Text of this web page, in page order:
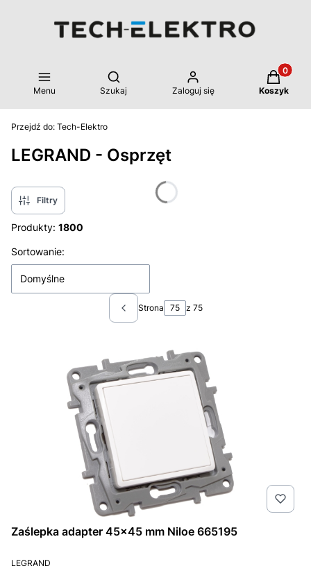
Menu
Otwórz wyszukiwarkę
Szukaj Zaloguj się Koszyk
Przejdź do: Tech-Elektro
LEGRAND - Osprzęt
Filtry
Produkty: 1800
Lista produktów
Sortowanie:
Domyślne
Poprzednie produkty
Strona z 75
Zaślepka adapter 45x45 mm Niloe 665195
PRODUCENT
LEGRAND